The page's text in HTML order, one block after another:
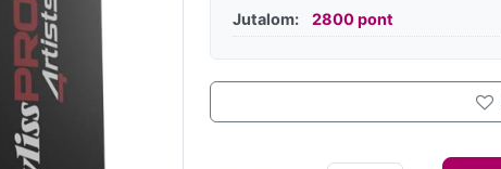
Jutalom: 2800 pont